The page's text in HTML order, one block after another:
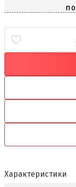
Характеристики